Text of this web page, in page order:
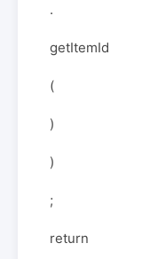
.
getItemId
(
)
)
;
return